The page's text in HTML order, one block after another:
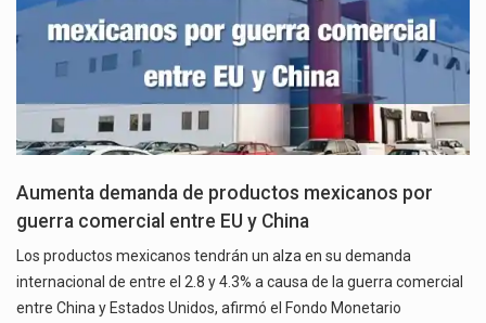
Aumenta demanda de productos mexicanos por
guerra comercial entre EU y China
Los productos mexicanos tendrán un alza en su demanda
internacional de entre el 2.8 y 4.3% a causa de la guerra comercial
entre China y Estados Unidos, afirmó el Fondo Monetario